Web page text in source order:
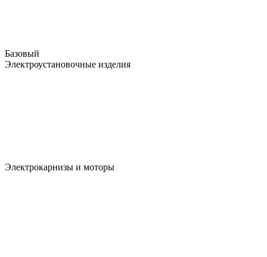
Базовый
Электроустановочные изделия
Электрокарнизы и моторы